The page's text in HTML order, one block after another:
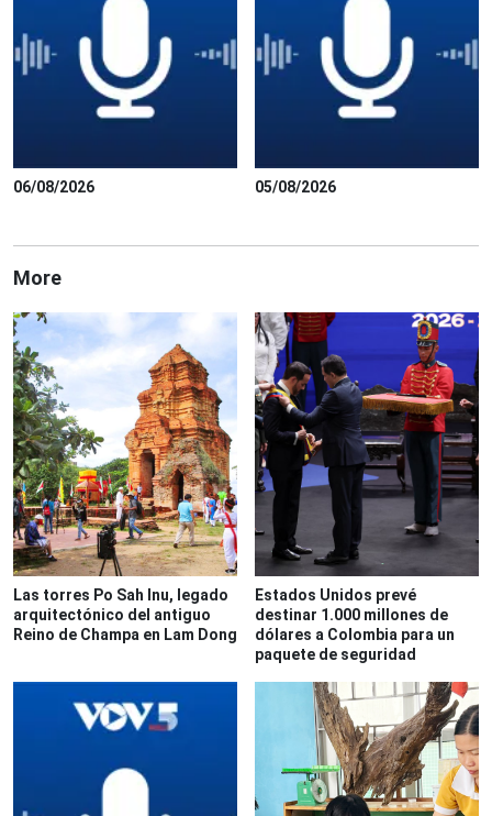
06/08/2026 05/08/2026
More
Las torres Po Sah Inu, legado
arquitectónico del antiguo
Reino de Champa en Lam Dong
Estados Unidos prevé
destinar 1.000 millones de
dólares a Colombia para un
paquete de seguridad